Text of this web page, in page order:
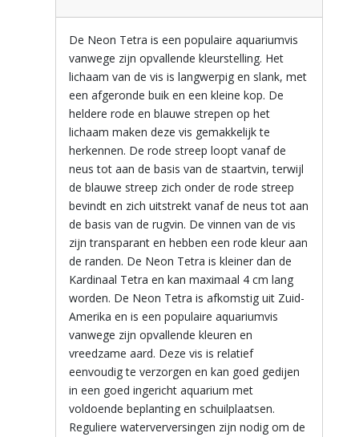
De Neon Tetra is een populaire aquariumvis
vanwege zijn opvallende kleurstelling. Het
lichaam van de vis is langwerpig en slank, met
een afgeronde buik en een kleine kop. De
heldere rode en blauwe strepen op het
lichaam maken deze vis gemakkelijk te
herkennen. De rode streep loopt vanaf de
neus tot aan de basis van de staartvin, terwijl
de blauwe streep zich onder de rode streep
bevindt en zich uitstrekt vanaf de neus tot aan
de basis van de rugvin. De vinnen van de vis
zijn transparant en hebben een rode kleur aan
de randen. De Neon Tetra is kleiner dan de
Kardinaal Tetra en kan maximaal 4 cm lang
worden. De Neon Tetra is afkomstig uit Zuid-
Amerika en is een populaire aquariumvis
vanwege zijn opvallende kleuren en
vreedzame aard. Deze vis is relatief
eenvoudig te verzorgen en kan goed gedijen
in een goed ingericht aquarium met
voldoende beplanting en schuilplaatsen.
Reguliere waterverversingen zijn nodig om de